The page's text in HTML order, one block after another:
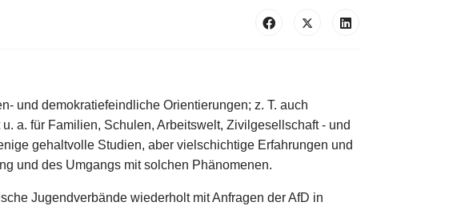
und demokratiefeindliche Orientierungen; z. T. auch
a. für Familien, Schulen, Arbeitswelt, Zivilgesellschaft - und
gehaltvolle Studien, aber vielschichtige Erfahrungen und
und des Umgangs mit solchen Phänomenen.
Jugendverbände wiederholt mit Anfragen der AfD in